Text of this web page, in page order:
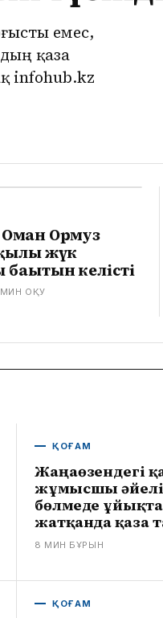
емес,
қаза
infohub.kz
Ормуз
жүк
келісті
МИН ОҚУ
ҚОҒАМ
Жаңаөзендегі
жұмысшы
бөлмеде
жатқанда қаза
8 МИН БҰРЫН
ҚОҒАМ